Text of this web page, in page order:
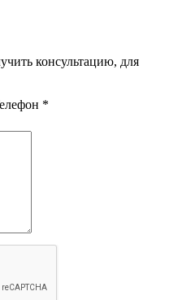
консультацию, для
*